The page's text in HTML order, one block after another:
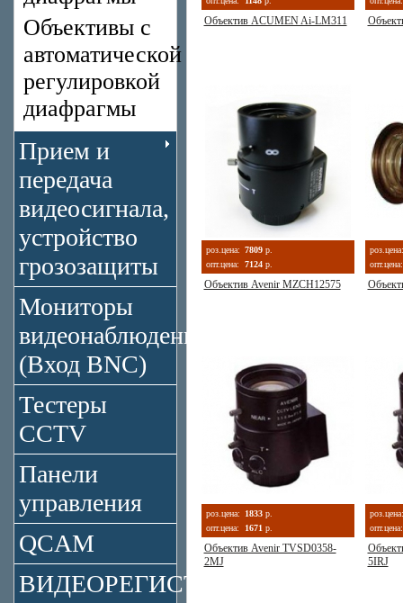
Объективы с
автоматической
регулировкой
диафрагмы
Прием и
передача
видеосигнала,
устройство
грозозащиты
Мониторы
видеонаблюдения
(Вход BNC)
Тестеры
CCTV
Панели
управления
QCAM
ВИДЕОРЕГИСТРАТОРЫ
Объектив ACUMEN Ai-LM311
роз.цена: 7809 р.
опт.цена:
7124 р.
Объектив Avenir MZCH12575
роз.цена:
опт.цена:
роз.цена: 1833 р.
опт.цена:
1671 р.
Объектив Avenir TVSD0358-
2MJ
роз.цена:
опт.цена:
5IRJ